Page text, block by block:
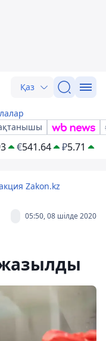
Қаз
€541.64 ₽5.71
Zakon.kz
05:50, 08 шілде 2020